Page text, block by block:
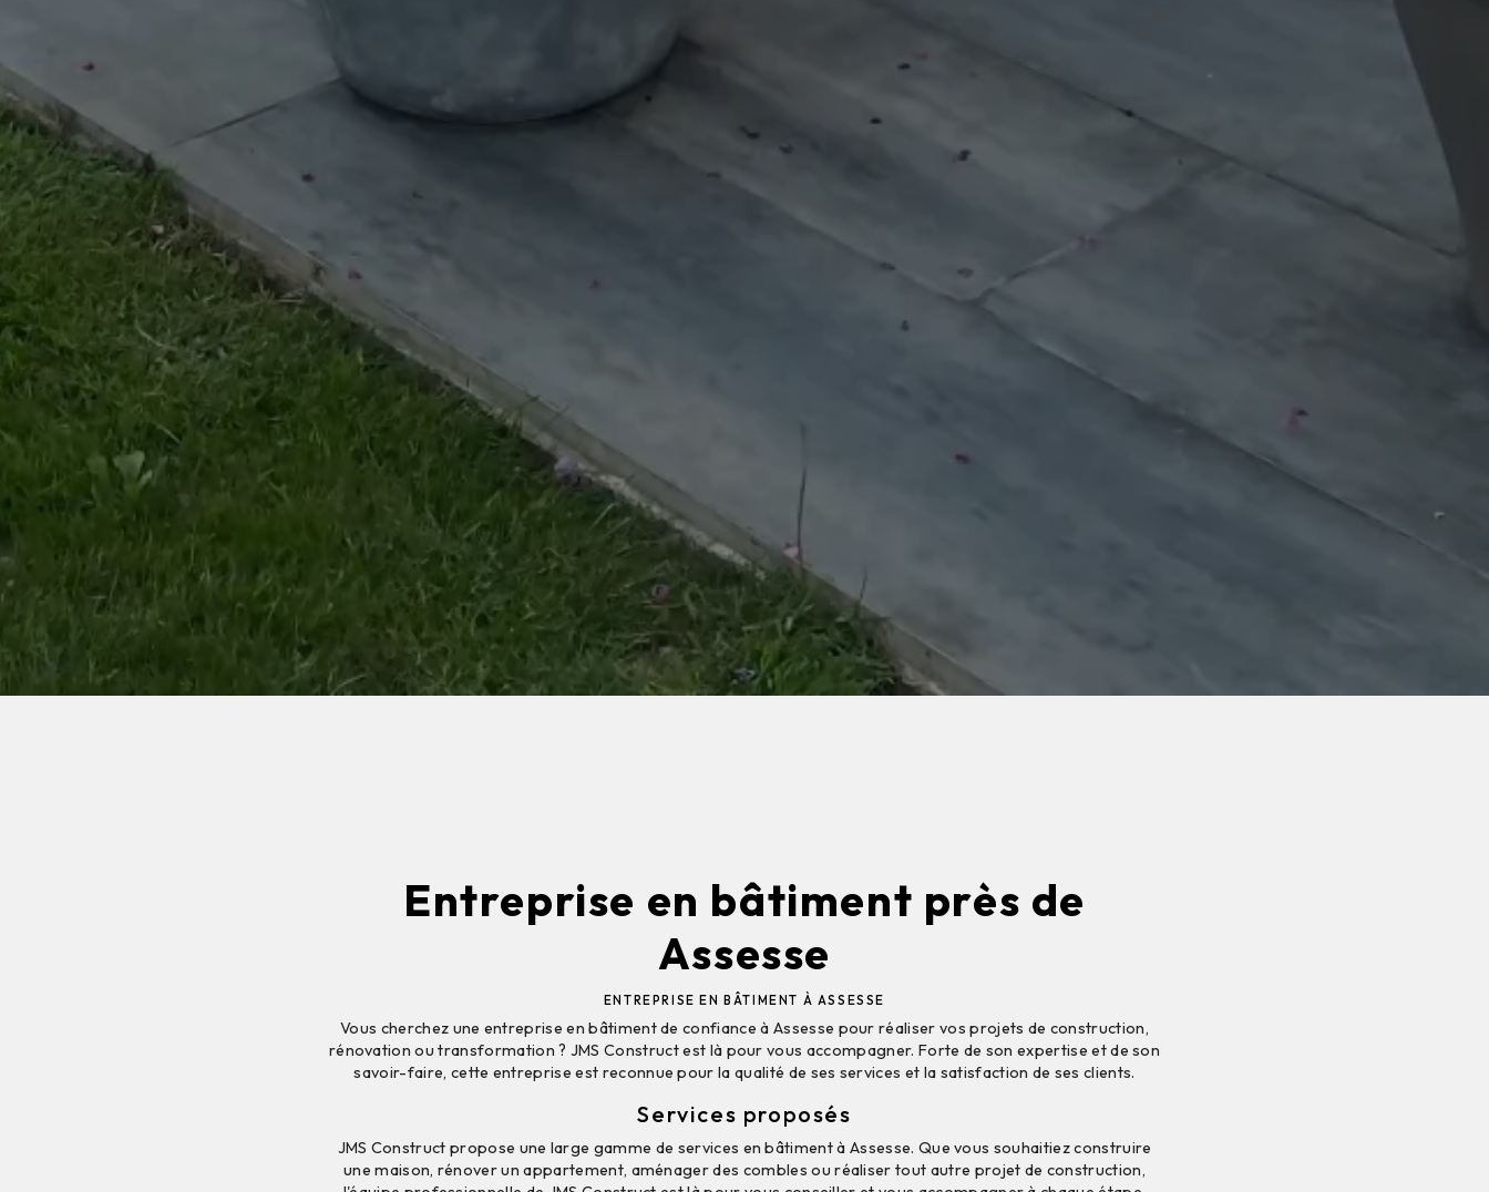
Entreprise en bâtiment près de
Assesse
ENTREPRISE EN BÂTIMENT À ASSESSE
Vous cherchez une entreprise en bâtiment de confiance à Assesse pour réaliser vos projets de construction,
rénovation ou transformation ? JMS Construct est là pour vous accompagner. Forte de son expertise et de son
savoir-faire, cette entreprise est reconnue pour la qualité de ses services et la satisfaction de ses clients.
Services proposés
JMS Construct propose une large gamme de services en bâtiment à Assesse. Que vous souhaitiez construire
une maison, rénover un appartement, aménager des combles ou réaliser tout autre projet de construction,